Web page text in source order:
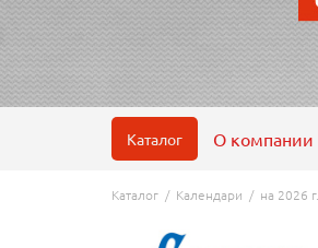
Каталог О компании
Каталог / Календари / на 2026 г.